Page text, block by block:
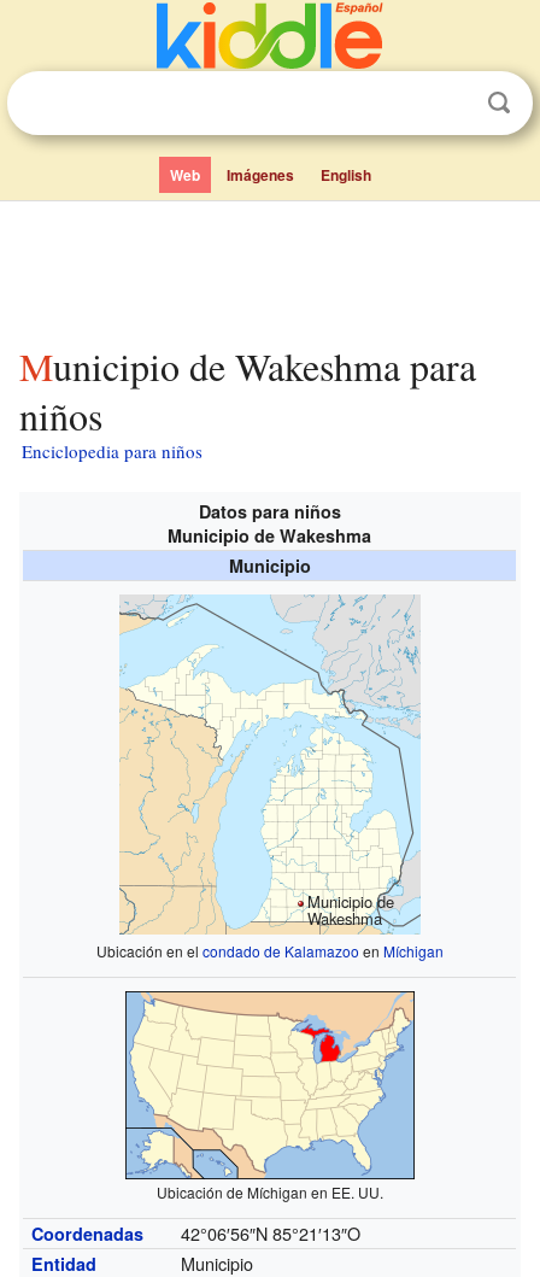
Web Imágenes English
Municipio de Wakeshma para
niños
Enciclopedia para niños
Datos para niños
Municipio de Wakeshma
Municipio
Municipio de
Wakeshma
Ubicación en el condado de Kalamazoo en Míchigan
Ubicación de Míchigan en EE. UU.
Coordenadas 42°06′56″N 85°21′13″O
Entidad
Municipio